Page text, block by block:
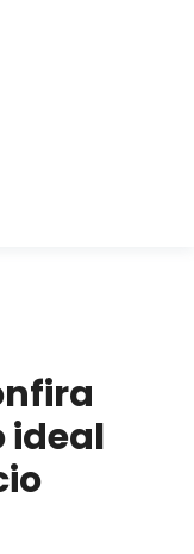
ideal